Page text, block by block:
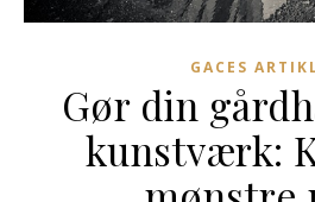
GACES
Gør din
kunstværk: